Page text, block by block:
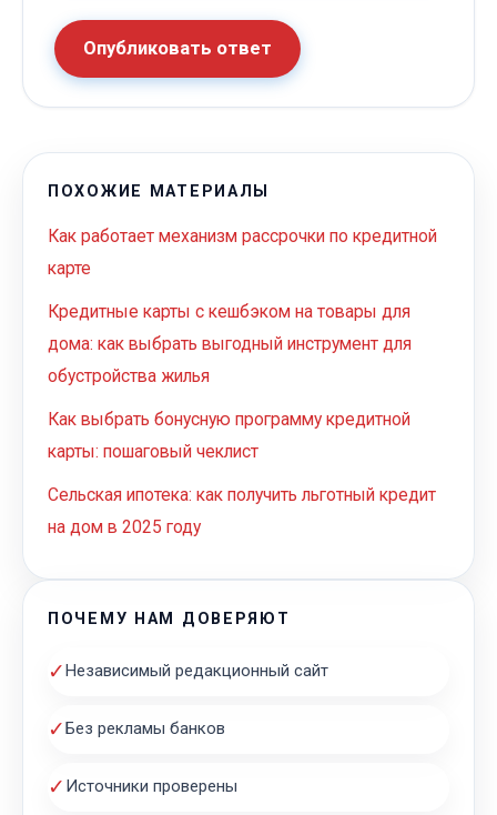
Опубликовать ответ
ПОХОЖИЕ МАТЕРИАЛЫ
Как работает механизм рассрочки по кредитной
карте
Кредитные карты с кешбэком на товары для
дома: как выбрать выгодный инструмент для
обустройства жилья
Как выбрать бонусную программу кредитной
карты: пошаговый чеклист
Сельская ипотека: как получить льготный кредит
на дом в 2025 году
ПОЧЕМУ НАМ ДОВЕРЯЮТ
✓Независимый редакционный сайт
✓Без рекламы банков
✓ Источники проверены